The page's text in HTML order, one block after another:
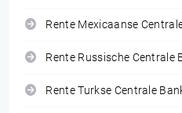
Rente Mexicaanse
Rente Russische Centrale
Rente Turkse Centrale